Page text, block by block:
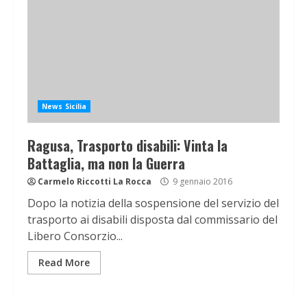
News Sicilia
Ragusa, Trasporto disabili: Vinta la
Battaglia, ma non la Guerra
Carmelo Riccotti La Rocca 9 gennaio 2016
Dopo la notizia della sospensione del servizio del
trasporto ai disabili disposta dal commissario del
Libero Consorzio...
Read More